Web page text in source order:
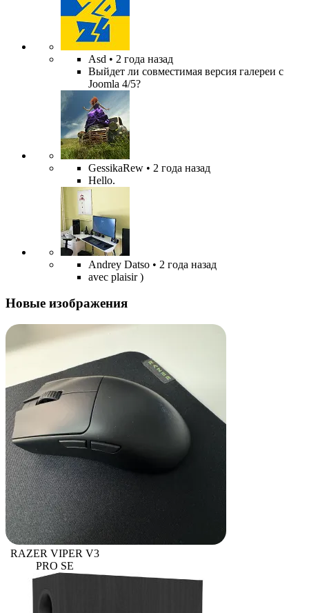
Asd • 2 года назад
Выйдет ли совместимая версия галереи с
Joomla 4/5?
GessikaRew • 2 года назад
Hello.
Andrey Datso • 2 года назад
avec plaisir )
Новые изображения
RAZER VIPER V3
PRO SE